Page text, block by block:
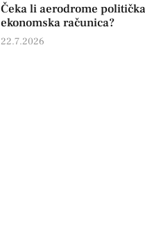
Čeka li aerodrome
ekonomska računica?
22.7.2026